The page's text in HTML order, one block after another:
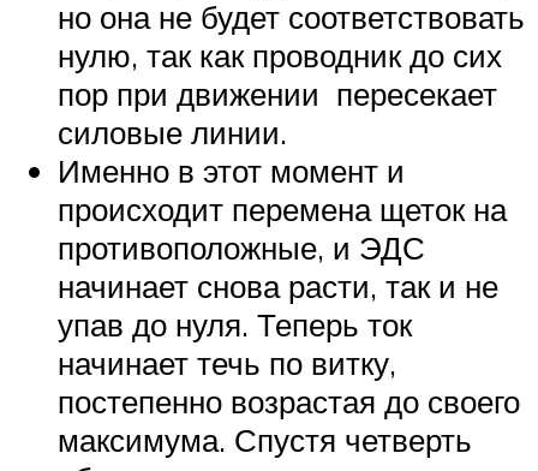
но она не будет соответствовать
нулю, так как проводник до сих
пор при движении пересекает
силовые линии.
Именно в этот момент и
происходит перемена щеток на
противоположные, и ЭДС
начинает снова расти, так и не
упав до нуля. Теперь ток
начинает течь по витку,
постепенно возрастая до своего
максимума. Спустя четверть